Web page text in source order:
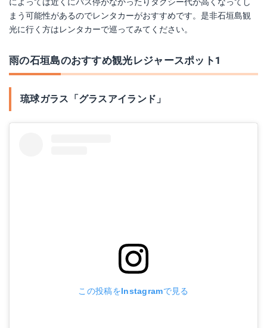
によっては近くにバス停がなかったりタクシー代が高くなってし
まう可能性があるのでレンタカーがおすすめです。是非石垣島観
光に行く方はレンタカーで巡ってみてください。
雨の石垣島のおすすめ観光レジャースポット1
琉球ガラス「グラスアイランド」
この投稿をInstagramで見る